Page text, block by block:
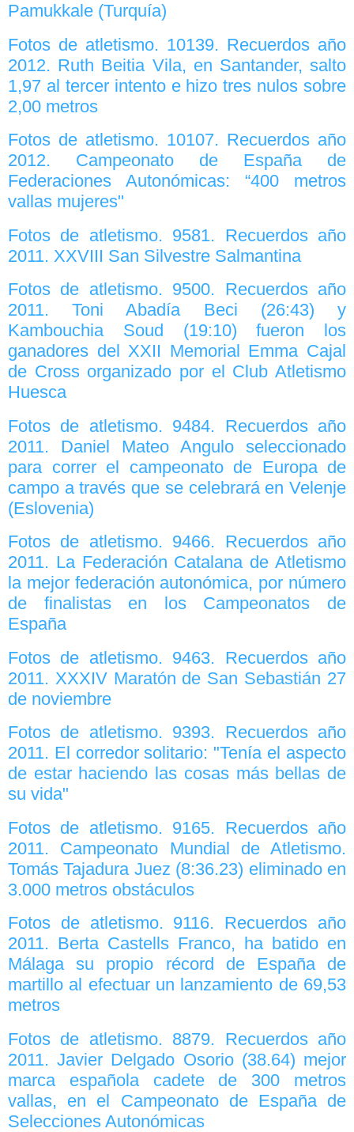
Pamukkale (Turquía)
Fotos de atletismo. 10139. Recuerdos año
2012. Ruth Beitia Vila, en Santander, salto
1,97 al tercer intento e hizo tres nulos sobre
2,00 metros
Fotos de atletismo. 10107. Recuerdos año
2012. Campeonato de España de
Federaciones Autonómicas: “400 metros
vallas mujeres"
Fotos de atletismo. 9581. Recuerdos año
2011. XXVIII San Silvestre Salmantina
Fotos de atletismo. 9500. Recuerdos año
2011. Toni Abadía Beci (26:43) y
Kambouchia Soud (19:10) fueron los
ganadores del XXII Memorial Emma Cajal
de Cross organizado por el Club Atletismo
Huesca
Fotos de atletismo. 9484. Recuerdos año
2011. Daniel Mateo Angulo seleccionado
para correr el campeonato de Europa de
campo a través que se celebrará en Velenje
(Eslovenia)
Fotos de atletismo. 9466. Recuerdos año
2011. La Federación Catalana de Atletismo
la mejor federación autonómica, por número
de finalistas en los Campeonatos de
España
Fotos de atletismo. 9463. Recuerdos año
2011. XXXIV Maratón de San Sebastián 27
de noviembre
Fotos de atletismo. 9393. Recuerdos año
2011. El corredor solitario: "Tenía el aspecto
de estar haciendo las cosas más bellas de
su vida"
Fotos de atletismo. 9165. Recuerdos año
2011. Campeonato Mundial de Atletismo.
Tomás Tajadura Juez (8:36.23) eliminado en
3.000 metros obstáculos
Fotos de atletismo. 9116. Recuerdos año
2011. Berta Castells Franco, ha batido en
Málaga su propio récord de España de
martillo al efectuar un lanzamiento de 69,53
metros
Fotos de atletismo. 8879. Recuerdos año
2011. Javier Delgado Osorio (38.64) mejor
marca española cadete de 300 metros
vallas, en el Campeonato de España de
Selecciones Autonómicas